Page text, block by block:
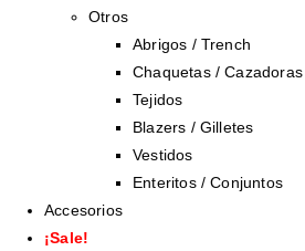
Otros
Abrigos / Trench
Chaquetas / Cazadoras
Tejidos
Blazers / Gilletes
Vestidos
Enteritos / Conjuntos
Accesorios
¡Sale!